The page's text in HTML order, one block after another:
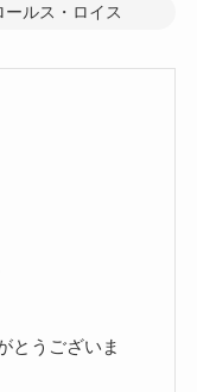
ールス・ロイス
とうございま